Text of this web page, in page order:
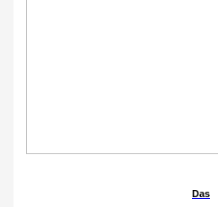
Das